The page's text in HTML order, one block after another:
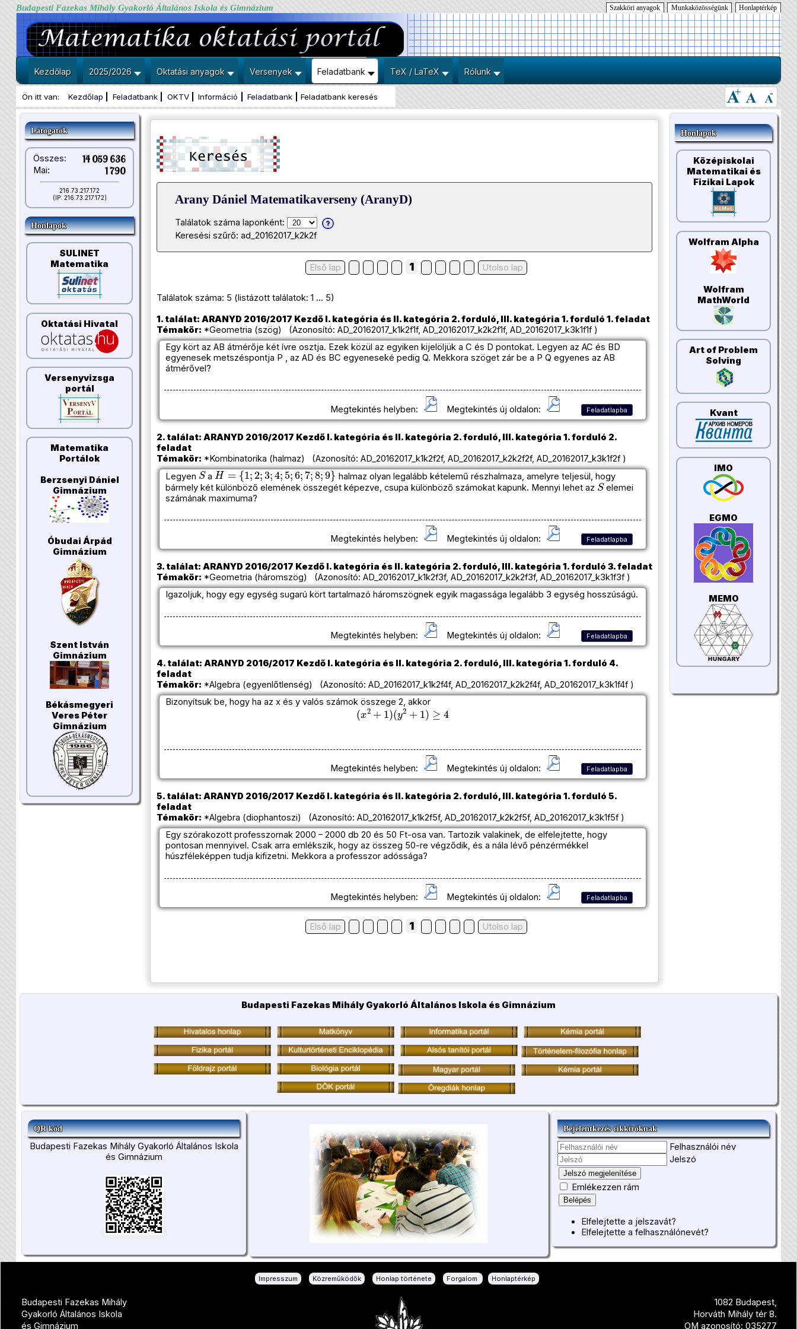
Budapesti Fazekas Mihály Gyakorló Általános Iskola és Gimnázium Honlaptérkép
Munkaközösségünk
Szakköri anyagok
Kezdőlap 2025/2026 Oktatási anyagok Versenyek Feladatbank TeX / LaTeX Rólunk
Ön itt van: Kezdőlap Feladatbank OKTV Információ Feladatbank Feladatbank keresés
Látogatók
Összes: 14 059 636
Mai: 1 790
216.73.217.172
(IP: 216.73.217.172)
Honlapok
SULINET
Matematika
Oktatási Hivatal
Versenyvizsga
portál
Matematika
Portálok
Berzsenyi Dániel
Gimnázium
Óbudai Árpád
Gimnázium
Szent István
Gimnázium
Békásmegyeri
Veres Péter
Gimnázium
Arany Dániel Matematikaverseny (AranyD)
Találatok száma laponként:
Keresési szűrő: ad_20162017_k2k2f
Első lap 1 Utolso lap
Találatok száma: 5 (listázott találatok: 1 ... 5)
1. találat: ARANYD 2016/2017 Kezdő I. kategória és II. kategória 2. forduló, III. kategória 1. forduló 1. feladat
Témakör: *Geometria (szög) (Azonosító: AD_20162017_k1k2f1f, AD_20162017_k2k2f1f, AD_20162017_k3k1f1f )
Egy kört az AB átmérője két ívre osztja. Ezek közül az egyiken kijelöljük a C és D pontokat. Legyen az AC és BD
egyenesek metszéspontja P , az AD és BC egyeneseké pedig Q. Mekkora szöget zár be a P Q egyenes az AB
átmérővel?
Megtekintés helyben: Megtekintés új oldalon: Feladatlapba
2. találat: ARANYD 2016/2017 Kezdő I. kategória és II. kategória 2. forduló, III. kategória 1. forduló 2.
feladat
Témakör: *Kombinatorika (halmaz) (Azonosító: AD_20162017_k1k2f2f, AD_20162017_k2k2f2f, AD_20162017_k3k1f2f )
Legyen
S
a
H={1;2;3;4;5;6;7;8;9}
halmaz olyan legalább kételemű részhalmaza, amelyre teljesül, hogy
bármely két különböző elemének összegét képezve, csupa különböző számokat kapunk. Mennyi lehet az
S
elemei
számának maximuma?
Megtekintés helyben: Megtekintés új oldalon: Feladatlapba
3. találat: ARANYD 2016/2017 Kezdő I. kategória és II. kategória 2. forduló, III. kategória 1. forduló 3. feladat
Témakör: *Geometria (háromszög) (Azonosító: AD_20162017_k1k2f3f, AD_20162017_k2k2f3f, AD_20162017_k3k1f3f )
Igazoljuk, hogy egy egység sugarú kört tartalmazó háromszögnek egyik magassága legalább 3 egység hosszúságú.
Megtekintés helyben: Megtekintés új oldalon: Feladatlapba
4. találat: ARANYD 2016/2017 Kezdő I. kategória és II. kategória 2. forduló, III. kategória 1. forduló 4.
feladat
Témakör: *Algebra (egyenlőtlenség) (Azonosító: AD_20162017_k1k2f4f, AD_20162017_k2k2f4f, AD_20162017_k3k1f4f )
Bizonyítsuk be, hogy ha az x és y valós számok összege 2, akkor
(x2+1)(y2+1)≥4
Megtekintés helyben: Megtekintés új oldalon: Feladatlapba
5. találat: ARANYD 2016/2017 Kezdő I. kategória és II. kategória 2. forduló, III. kategória 1. forduló 5.
feladat
Témakör: *Algebra (diophantoszi) (Azonosító: AD_20162017_k1k2f5f, AD_20162017_k2k2f5f, AD_20162017_k3k1f5f )
Egy szórakozott professzornak 2000 – 2000 db 20 és 50 Ft-osa van. Tartozik valakinek, de elfelejtette, hogy
pontosan mennyivel. Csak arra emlékszik, hogy az összeg 50-re végződik, és a nála lévő pénzérmékkel
húszféleképpen tudja kifizetni. Mekkora a professzor adóssága?
Megtekintés helyben: Megtekintés új oldalon: Feladatlapba
Első lap 1 Utolso lap
Honlapok
Középiskolai
Matematikai és
Fizikai Lapok
Wolfram Alpha
Wolfram
MathWorld
Art of Problem
Solving
Kvant
IMO
EGMO
MEMO
Budapesti Fazekas Mihály Gyakorló Általános Iskola és Gimnázium
QR kód
Budapesti Fazekas Mihály Gyakorló Általános Iskola
és Gimnázium
Bejelentkezés cikkíróknak
Felhasználói név
Jelszó
Jelszó megjelenítése
Emlékezzen rám
Belépés
Elfelejtette a jelszavát?
Elfelejtette a felhasználónevét?
Impresszum | Közreműködők | Honlap története | Forgalom | Honlaptérkép
Budapesti Fazekas Mihály
Gyakorló Általános Iskola
és Gimnázium
1082 Budapest,
Horváth Mihály tér 8.
OM azonosító: 035277